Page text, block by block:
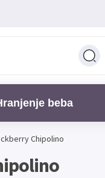
beba
Chipolino